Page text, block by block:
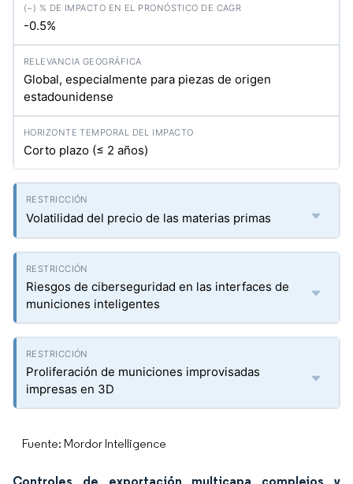
-0.5%
Global, especialmente para piezas de origen
estadounidense
Corto plazo (≤ 2 años)
Volatilidad del precio de las materias primas
Riesgos de ciberseguridad en las interfaces de
municiones inteligentes
Proliferación de municiones improvisadas
impresas en 3D
Fuente: Mordor Intelligence
Controles de exportación multicapa complejos y